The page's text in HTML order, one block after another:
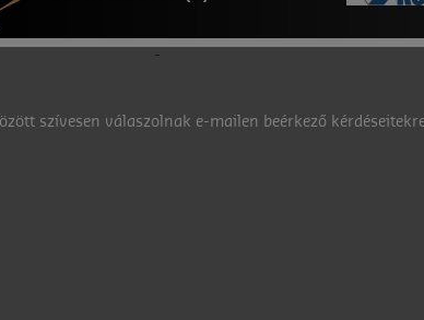
szívesen válaszolnak e-mailen beérkező